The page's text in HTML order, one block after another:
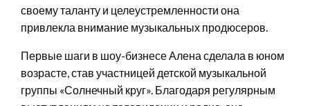
своему таланту и целеустремленности она
привлекла внимание музыкальных продюсеров.
Первые шаги в шоу-бизнесе Алена сделала в юном
возрасте, став участницей детской музыкальной
группы «Солнечный круг». Благодаря регулярным